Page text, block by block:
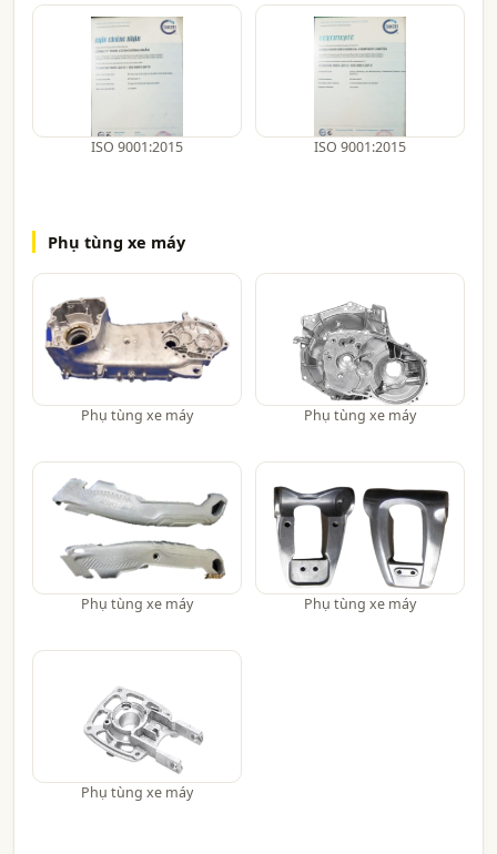
ISO 9001:2015 ISO 9001:2015
Phụ tùng xe máy
Phụ tùng xe máy Phụ tùng xe máy
Phụ tùng xe máy Phụ tùng xe máy
Phụ tùng xe máy